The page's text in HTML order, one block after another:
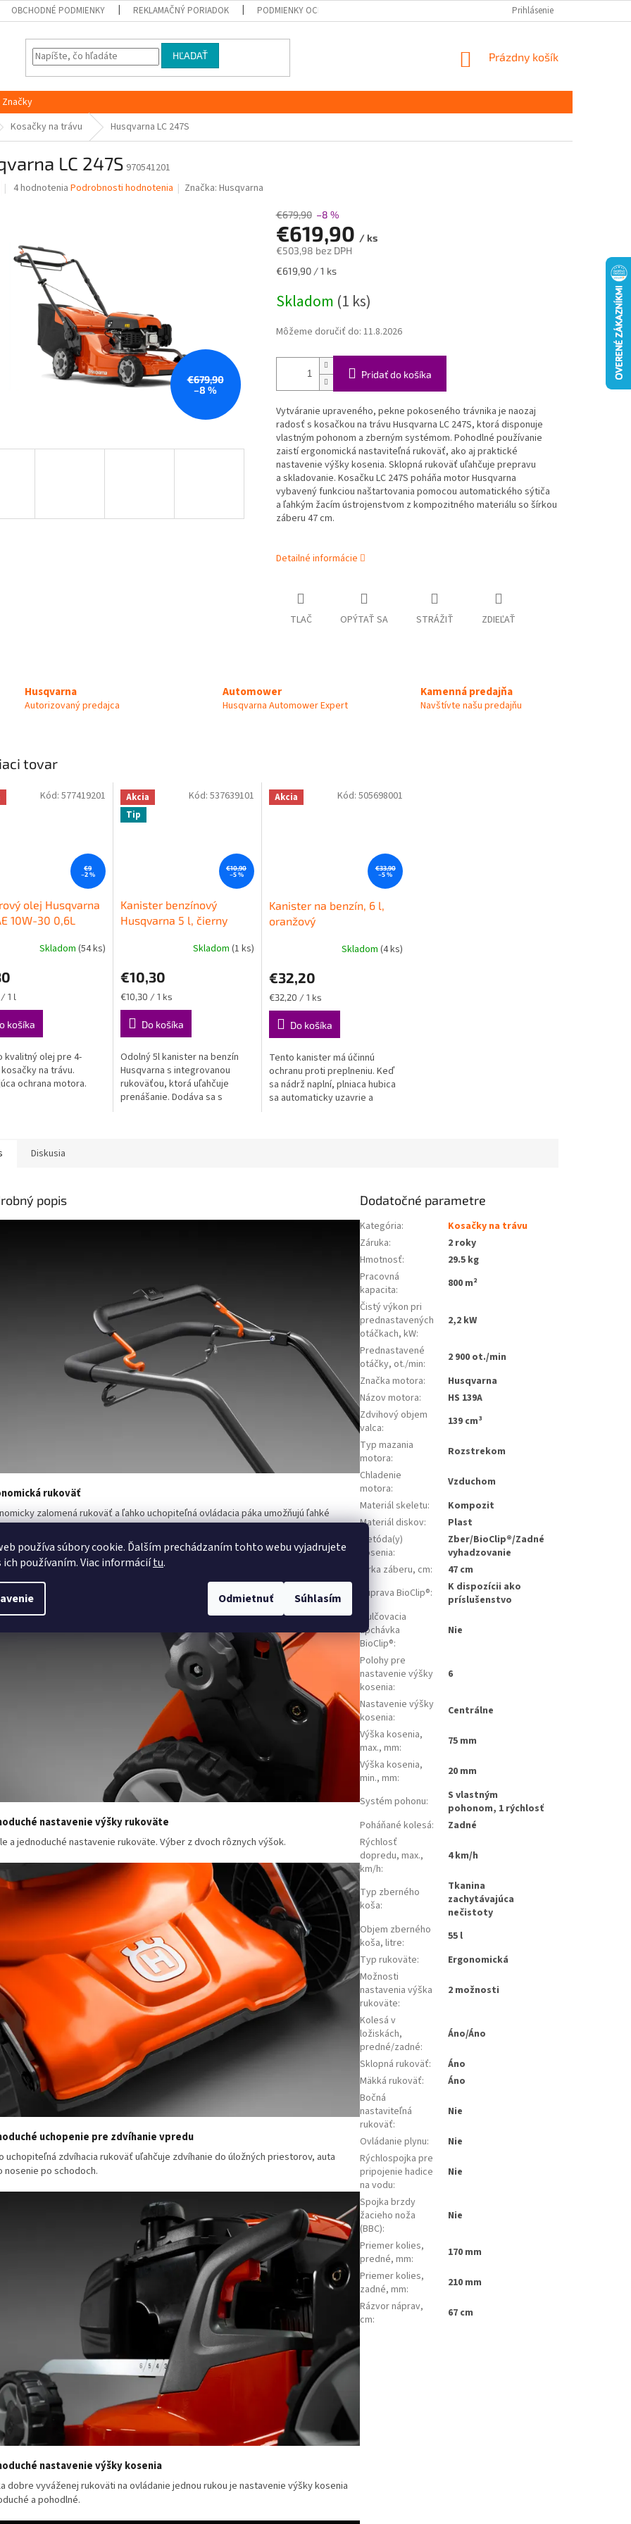
používa súbory cookie. Ďalším prechádzaním tohto webu vyjadrujete
ich používaním. Viac informáciítu.
Odmietnuť Súhlasím
OBCHODNÉ PODMIENKY REKLAMAČNÝ PORIADOK PODMIENKY OCHRANY OSOBNÝCH ÚDAJOV DOPRAVA A PLATBAPrihlásenie
HĽADAŤ
NÁKUPNÝ
Prázdny košík
Značky
Kosačky na trávu Husqvarna LC 247S
LC 247S 970541201
Priemerné
z
5
hviezdičiek.
4 hodnotenia Podrobnosti hodnotenia Značka:Husqvarna
€679,90
–8 %
€679,90 –8 %
€619,90 / ks
€503,98 bez DPH
Jednotková
€619,90 / 1 ks
Skladom (1 ks)
Môžeme doručiť do: 11.8.2026
Pridať do košíka
Vytváranie upraveného, pekne pokoseného trávnika je naozaj
radosť s kosačkou na trávu Husqvarna LC 247S, ktorá disponuje
vlastným pohonom a zberným systémom. Pohodlné používanie
zaistí ergonomická nastaviteľná rukoväť, ako aj praktické
nastavenie výšky kosenia. Sklopná rukoväť uľahčuje prepravu
a skladovanie. Kosačku LC 247S poháňa motor Husqvarna
vybavený funkciou naštartovania pomocou automatického sýtiča
a ľahkým žacím ústrojenstvom z kompozitného materiálu so šírkou
záberu 47 cm.
Detailné informácie
TLAČ OPÝTAŤ SA STRÁŽIŤ ZDIEĽAŤ
Husqvarna
Autorizovaný predajca
Automower
Husqvarna Automower Expert
Kamenná predajňa
Navštívte našu predajňu
tovar
€9
–2 %
olej Husqvarna
10W-30 0,6L
Skladom (54 ks)
1 l
košíka
kvalitný olej pre 4-
na trávu.
ochrana motora.
Kód: 577419201
Akcia
Tip
€10,90
–5 %
Kanister benzínový
Husqvarna 5 l, čierny
Skladom (1 ks)
€10,30
Jednotková
cena:
€10,30 / 1 ks
Do košíka
Odolný 5l kanister na benzín
Husqvarna s integrovanou
rukoväťou, ktorá uľahčuje
prenášanie. Dodáva sa s
Kód: 537639101 Akcia
€33,90
–5 %
Kanister na benzín, 6 l,
oranžový
Skladom(4 ks)
€32,20
Jednotková
cena:
€32,20 / 1 ks
Do košíka
Tento kanister má účinnú
ochranu proti preplneniu. Keď
sa nádrž naplní, plniaca hubica
sa automaticky uzavrie a
Kód:505698001
Diskusia
popis
rukoväť
zalomená rukoväť a ľahko uchopiteľná ovládacia páka umožňujú ľahké
nastavenie výšky rukoväte
a jednoduché nastavenie rukoväte. Výber z dvoch rôznych výšok.
uchopenie pre zdvíhanie vpredu
uchopiteľná zdvíhacia rukoväť uľahčuje zdvíhanie do úložných priestorov, auta
nosenie po schodoch.
nastavenie výšky kosenia
dobre vyváženej rukoväti na ovládanie jednou rukou je nastavenie výšky kosenia
a pohodlné.
Dodatočné parametre
Kategória:
Kosačky na trávu
Záruka:
2 roky
Hmotnosť:
29.5 kg
Pracovná
kapacita:
800 m²
Čistý výkon pri
prednastavených
otáčkach, kW:
2,2 kW
Prednastavené
otáčky, ot./min:
2 900 ot./min
Značka motora:
Husqvarna
Názov motora:
HS 139A
Zdvihový objem
valca:
139 cm³
Typ mazania
motora:
Rozstrekom
Chladenie
motora:
Vzduchom
Materiál skeletu:
Kompozit
Materiál diskov:
Plast
Metóda(y)
kosenia:
Zber/BioClip®/Zadné
vyhadzovanie
Šírka záberu, cm:
47 cm
Súprava BioClip®:
K dispozícii ako
príslušenstvo
Mulčovacia
upchávka
BioClip®:
Nie
Polohy pre
nastavenie výšky
kosenia:
6
Nastavenie výšky
kosenia:
Centrálne
Výška kosenia,
max., mm:
75 mm
Výška kosenia,
min., mm: 20 mm
Systém pohonu:
S vlastným
pohonom, 1 rýchlosť
Poháňané kolesá:
Zadné
Rýchlosť
dopredu, max.,
km/h:
4 km/h
Typ zberného
koša:
Tkanina
zachytávajúca
nečistoty
Objem zberného
koša, litre:
55 l
Typ rukoväte:
Ergonomická
Možnosti
nastavenia výška
rukoväte:
2 možnosti
Kolesá v
ložiskách,
predné/zadné:
Áno/Áno
Sklopná rukoväť:
Áno
Mäkká rukoväť:
Áno
Bočná
nastaviteľná
rukoväť:
Nie
Ovládanie plynu:
Nie
Rýchlospojka pre
pripojenie hadice
na vodu:
Nie
Spojka brzdy
žacieho noža
(BBC):
Nie
Priemer kolies,
predné, mm:
170 mm
Priemer kolies,
zadné, mm:
210 mm
Rázvor náprav,
cm: 67 cm